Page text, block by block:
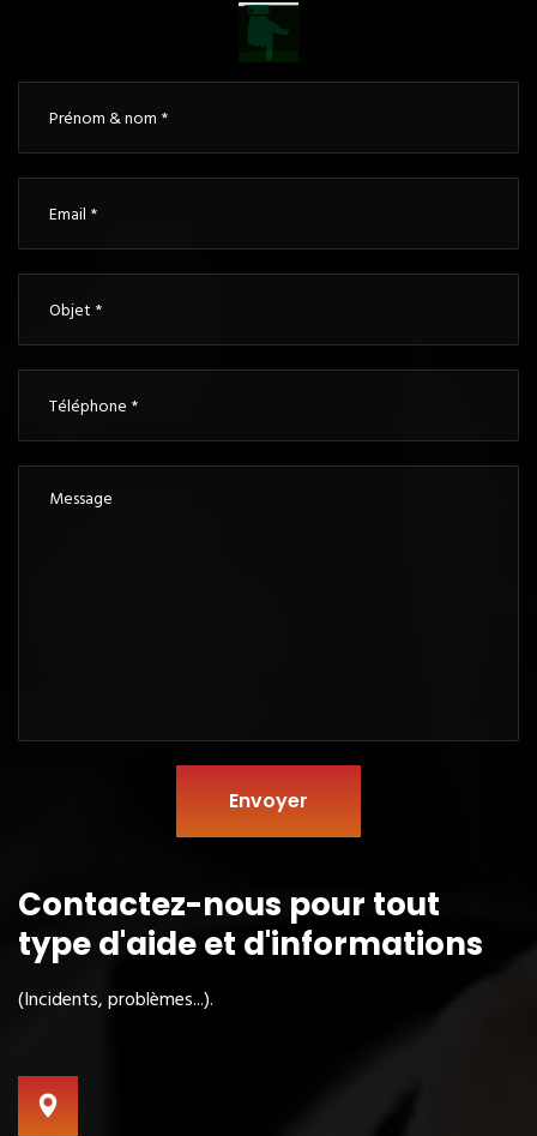
Envoyer
Contactez-nous pour tout
typed'aide et d'informations
(Incidents, problèmes...).